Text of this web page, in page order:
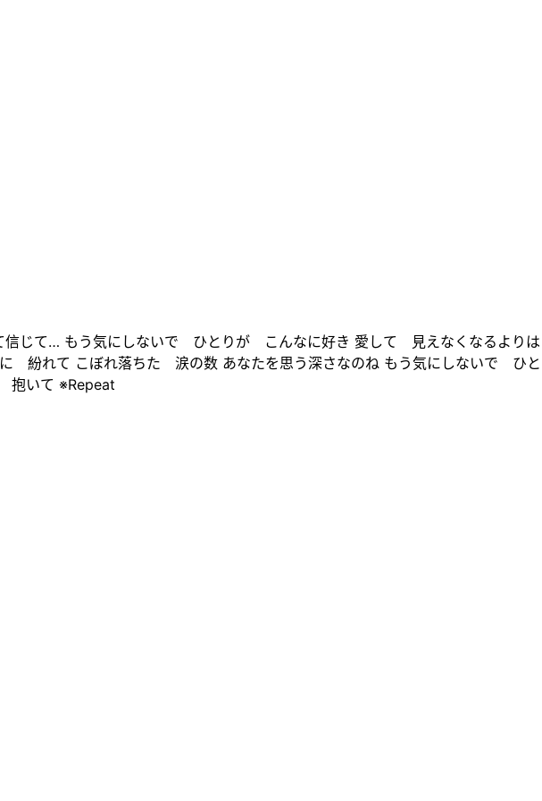
じて… もう気にしないで ひとりが こんなに好き 愛して 見えなくなるよりは
紛れて こぼれ落ちた 涙の数 あなたを思う深さなのね もう気にしないで ひと
抱いて ※Repeat